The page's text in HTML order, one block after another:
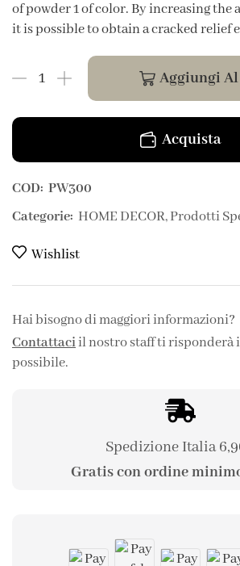
of powder 1 of color. By increasing the
it is possible to obtain a cracked relief
Aggiungi
Acquista
COD: PW300
Categorie: HOME DECOR,Prodotti
Wishlist
Hai bisogno di maggiori informazioni?
Contattaciil nostro staff ti risponderà
possibile.
Spedizione Italia
Gratis con ordine